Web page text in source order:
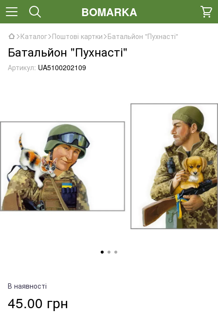
BOMARKA
Каталог Поштові картки Батальйон "Пухнасті"
Батальйон "Пухнасті"
Артикул: UA5100202109
В наявності
45.00 грн